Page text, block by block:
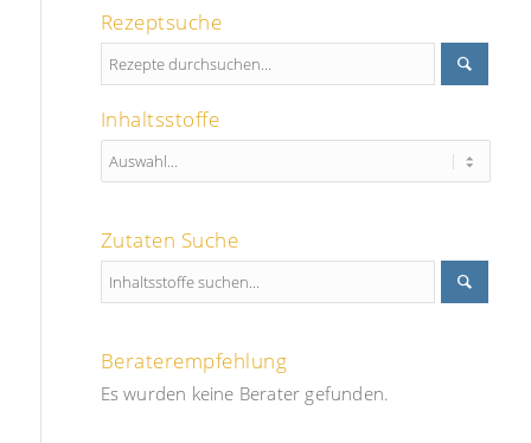
Rezeptsuche
Inhaltsstoffe
Zutaten Suche
Beraterempfehlung
Es wurden keine Berater gefunden.